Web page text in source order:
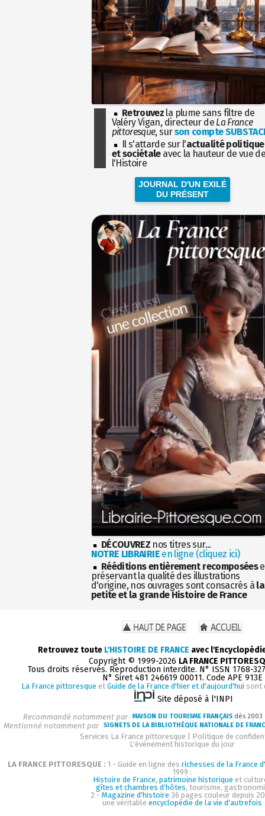
Retrouvez la plume sans filtre de
Valéry Vigan, directeur de La France
pittoresque, surson compte
Il s'attarde sur l'actualité politique
et sociétaleavec la hauteur de vue
l'Histoire
JOURNAL D'UN EXILÉ
DU PRÉSENT
DÉCOUVREZ nos titres sur...
NOTRE LIBRAIRIEen ligne (cliquez ici)
Rééditions entièrement recomposées
préservant la qualité des illustrations
d'origine, nos ouvrages sont consacrés à la
petite et la grande Histoire de France
Retrouvez toute L'HISTOIRE DE FRANCE avec
Copyright © 1999-2026 LA FRANCE
Tous droits réservés. Reproduction interdite. N° ISSN 1768-
N° Siret 481 246619 00011. Code APE 913E
La France pittoresque et Guide de la France d'hier et d'aujourd'hui sont
Site déposé à l'INPI
Recommandé notamment par MAISON DU TOURISME FRANÇAIS dès
Mentionné notamment par SIGNETS DE LA BIBLIOTHÈQUE NATIONALE DE
Services La France pittoresque
Politique de
L'événement historique du jour
LA FRANCE PITTORESQUE : 1 - Guide en ligne des richesses de la France
1999 :
Histoire de France, patrimoine historique et
gîtes et chambres d'hôtes, tourisme,
2 - Magazine d'histoire 36 pages couleur depuis
une véritable encyclopédie de la vie d'autrefois